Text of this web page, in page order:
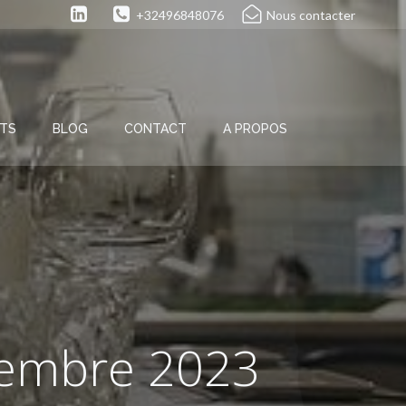
+32496848076 Nous contacter
BLOG CONTACT A PROPOS
2023